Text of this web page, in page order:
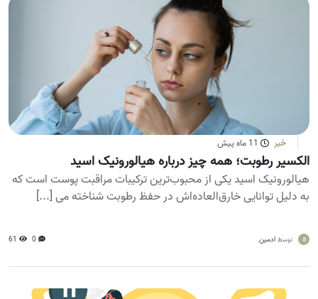
خبر 11 ماه پیش
الکسیر رطوبت؛ همه چیز درباره هیالورونیک اسید
هیالورونیک اسید یکی از محبوب‌ترین ترکیبات مراقبت پوست است که
به دلیل توانایی خارق‌العاده‌اش در حفظ رطوبت شناخته می‌ [...]
a توسط ادمین 0
61